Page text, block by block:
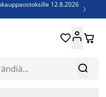
12.8.2026

jopa 60% 
 